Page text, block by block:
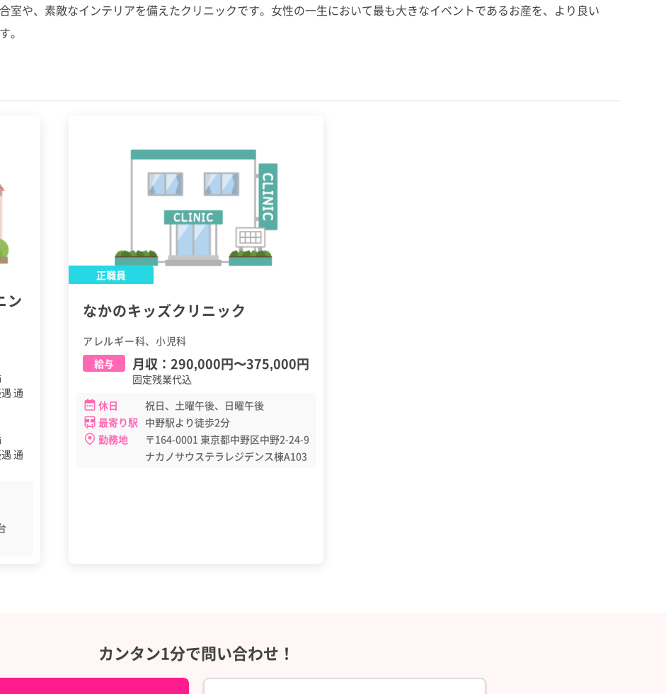
室や、素敵なインテリアを備えたクリニックです。女性の一生において最も大きなイベントであるお産を、より良い
。
ン
通
通
正職員
なかのキッズクリニック
アレルギー科、小児科
給与
月収： 290,000円〜375,000円
固定残業代込
休日
祝日、土曜午後、日曜午後
最寄り駅 中野駅より徒歩2分
勤務地
〒164-0001 東京都中野区中野2-24-9
ナカノサウステラレジデンス棟A103
カンタン1分で問い合わせ！